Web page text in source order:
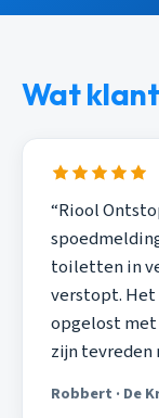
Wat
“Riool
toiletten in
verstopt. Het
opgelost met
zijn
Robbert · De